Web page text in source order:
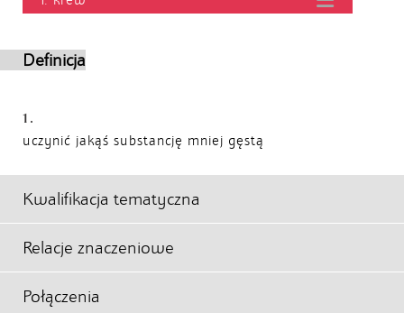
Definicja
1.
uczynić jakąś substancję mniej gęstą
Kwalifikacja tematyczna
Relacje znaczeniowe
Połączenia